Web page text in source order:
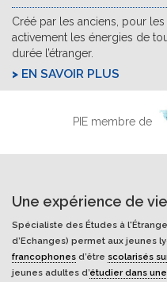
Créé par les anciens, pour
activement les énergies de
durée l’étranger.
EN SAVOIR PLUS
PIE membre de
Une expérience de
Spécialiste des Études à
d’Echanges) permet aux jeunes
francophones d’être scolarisés
jeunes adultes d’étudier dans